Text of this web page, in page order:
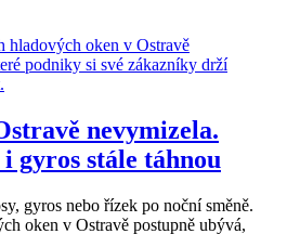
nevymizela.
i gyros stále táhnou
gyros nebo řízek po noční směně.
oken v Ostravě postupně ubývá,